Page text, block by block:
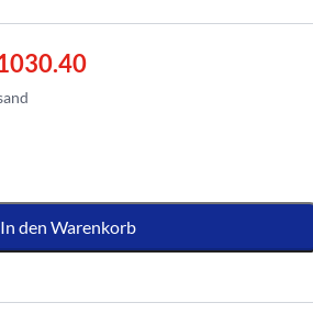
In den Warenkorb